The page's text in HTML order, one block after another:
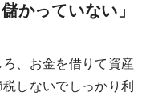
かっていない」
、お金を借りて資産
しないでしっかり利